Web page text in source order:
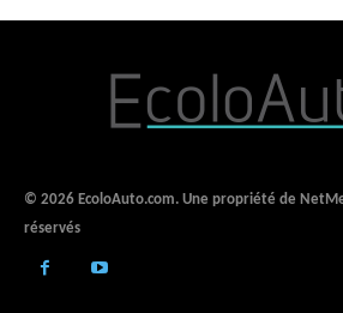
© 2026 EcoloAuto.com. Une propriété de
réservés